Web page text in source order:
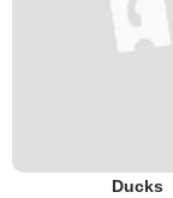
Ducks